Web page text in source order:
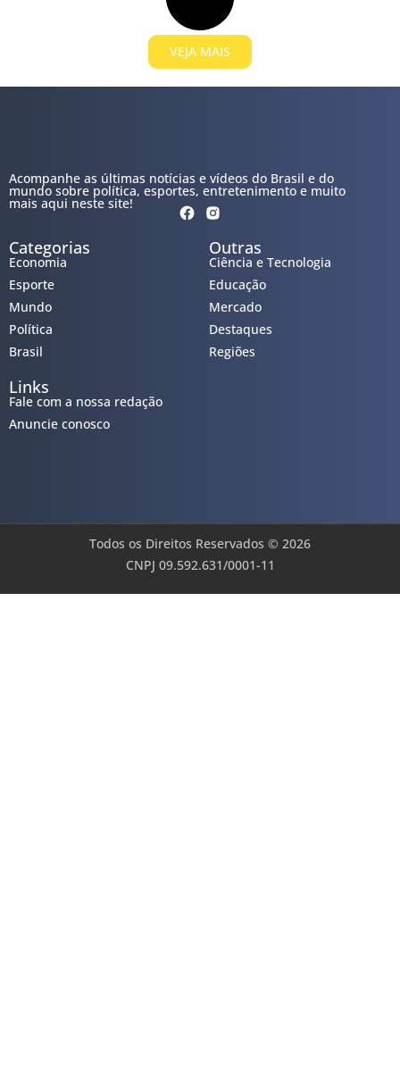
VEJA MAIS
Acompanhe as últimas notícias e vídeos do Brasil e do
mundo sobre política, esportes, entretenimento e muito
mais aqui neste site!
Categorias
Economia
Esporte
Mundo
Política
Brasil
Outras
Ciência e Tecnologia
Educação
Mercado
Destaques
Regiões
Links
Fale com a nossa redação
Anuncie conosco
Todos os Direitos Reservados © 2026
CNPJ 09.592.631/0001-11